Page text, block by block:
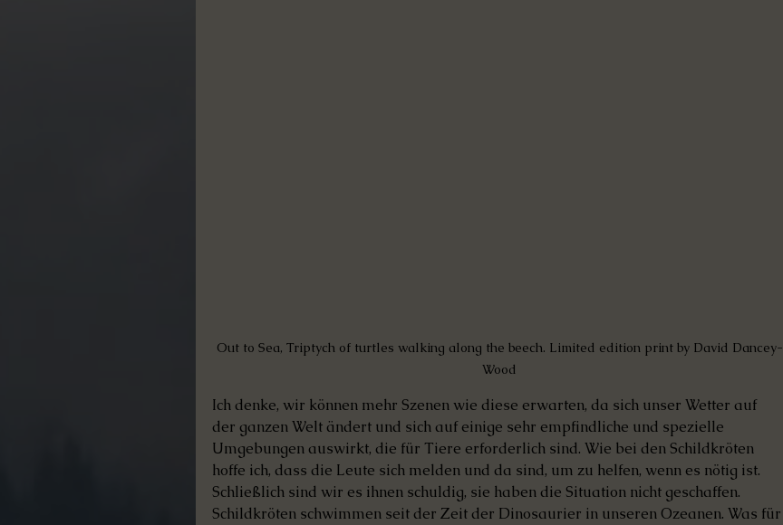
Out to Sea, Triptych of turtles walking along the beech. Limited edition print by David Dancey-
Wood
Ich denke, wir können mehr Szenen wie diese erwarten, da sich unser Wetter auf
der ganzen Welt ändert und sich auf einige sehr empfindliche und spezielle
Umgebungen auswirkt, die für Tiere erforderlich sind. Wie bei den Schildkröten
hoffe ich, dass die Leute sich melden und da sind, um zu helfen, wenn es nötig ist.
Schließlich sind wir es ihnen schuldig, sie haben die Situation nicht geschaffen.
Schildkröten schwimmen seit der Zeit der Dinosaurier in unseren Ozeanen. Was für